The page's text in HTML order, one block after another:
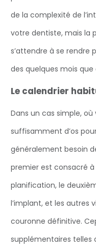
de la complexité de
votre dentiste, mais la
s’attendre à se rendre
des quelques mois
Le calendrier
Dans un cas simple,
suffisamment d’os
généralement besoin
premier est consacré
planification, le
l’implant, et les autres
couronne définitive.
supplémentaires telles